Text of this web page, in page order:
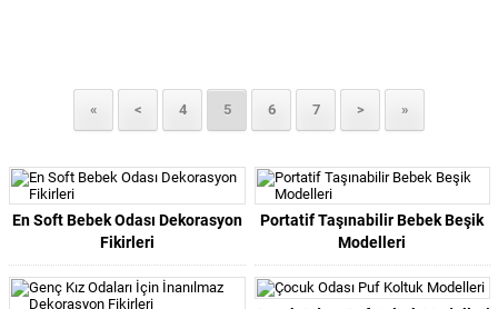
« < 4 5 6 7 > »
En Soft Bebek Odası Dekorasyon
Fikirleri
Portatif Taşınabilir Bebek Beşik
Modelleri